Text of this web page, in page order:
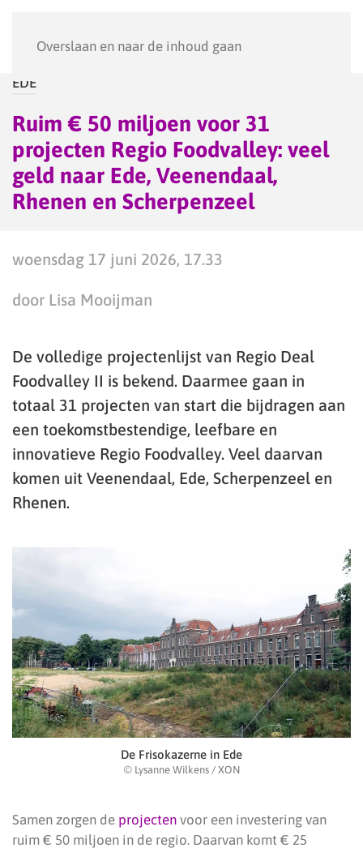
Overslaan en naar de inhoud gaan
EDE
Ruim € 50 miljoen voor 31
projecten Regio Foodvalley: veel
geld naar Ede, Veenendaal,
Rhenen en Scherpenzeel
woensdag 17 juni 2026, 17.33
door Lisa Mooijman
De volledige projectenlijst van Regio Deal
Foodvalley II is bekend. Daarmee gaan in
totaal 31 projecten van start die bijdragen aan
een toekomstbestendige, leefbare en
innovatieve Regio Foodvalley. Veel daarvan
komen uit Veenendaal, Ede, Scherpenzeel en
Rhenen.
De Frisokazerne in Ede
© Lysanne Wilkens / XON
Samen zorgen de projecten voor een investering van
ruim € 50 miljoen in de regio. Daarvan komt € 25